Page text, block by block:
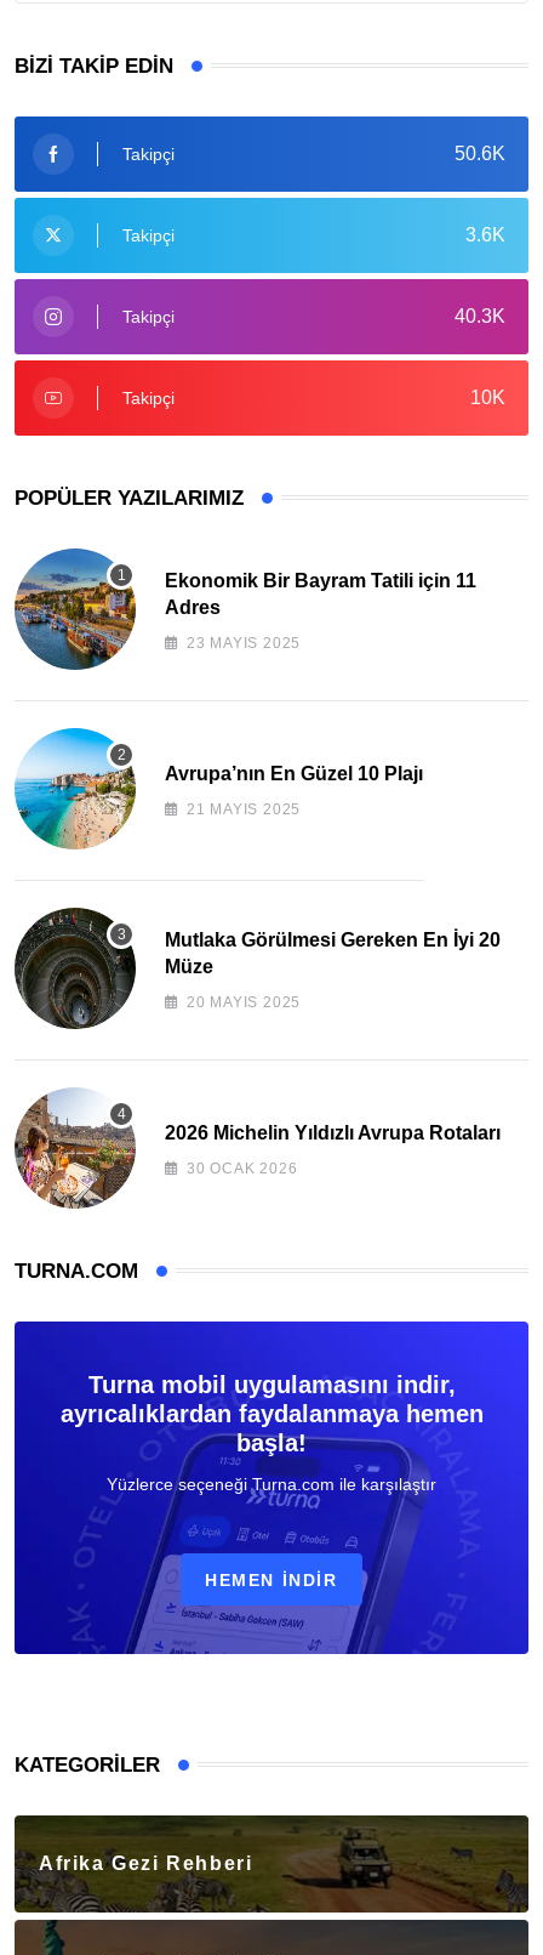
BIZI TAKIP EDIN
50.6K
Takipçi
3.6K
Takipçi
40.3K
Takipçi
10K
Takipçi
POPÜLER YAZILARIMIZ
Ekonomik Bir Bayram Tatili için 11
Adres
23 MAYIS 2025
Avrupa’nın En Güzel 10 Plajı
21 MAYIS 2025
Mutlaka Görülmesi Gereken En İyi 20
Müze
20 MAYIS 2025
2026 Michelin Yıldızlı Avrupa Rotaları
30 OCAK 2026
TURNA.COM
Turna mobil uygulamasını indir,
ayrıcalıklardan faydalanmaya hemen
başla!
Yüzlerce seçeneği Turna.com ile karşılaştır
HEMEN İNDIR
KATEGORILER
Afrika Gezi Rehberi